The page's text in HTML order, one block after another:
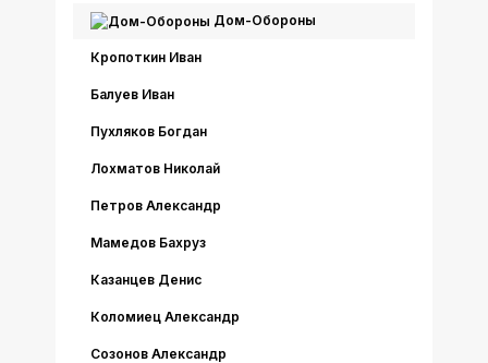
Дом-Обороны
Кропоткин Иван
Балуев Иван
Пухляков Богдан
Лохматов Николай
Петров Александр
Мамедов Бахруз
Казанцев Денис
Коломиец Александр
Созонов Александр